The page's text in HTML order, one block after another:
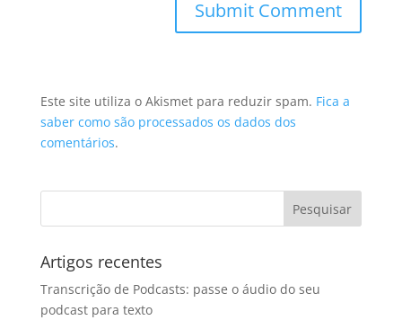
Este site utiliza o Akismet para reduzir spam. Fica a
saber como são processados os dados dos
comentários.
Artigos recentes
Transcrição de Podcasts: passe o áudio do seu
podcast para texto